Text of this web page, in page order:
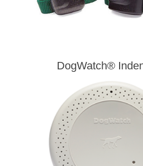
DogWatch®